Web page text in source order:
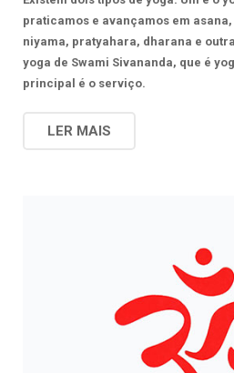
praticamos e avançamos em
niyama, pratyahara, dharana e
yoga de Swami Sivananda, que é
principal é o serviço.
LER MAIS